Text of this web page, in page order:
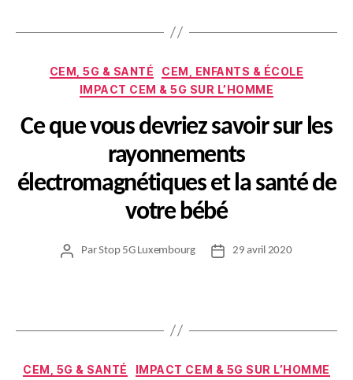
Catégories
CEM, 5G & SANTÉ
CEM, ENFANTS & ÉCOLE
IMPACT CEM & 5G SUR L’HOMME
Ce que vous devriez savoir sur les
rayonnements
électromagnétiques et la santé de
votre bébé
Auteur
ParStop 5G Luxembourg
Date29 avril 2020
Catégories
CEM, 5G & SANTÉ IMPACT CEM & 5G SUR L’HOMME